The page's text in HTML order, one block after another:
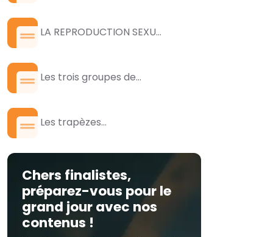
LA REPRODUCTION SEXU...
Les trois groupes de...
Les trapèzes...
Chers finalistes,
préparez-vous pour le
grand jour avec nos
contenus !